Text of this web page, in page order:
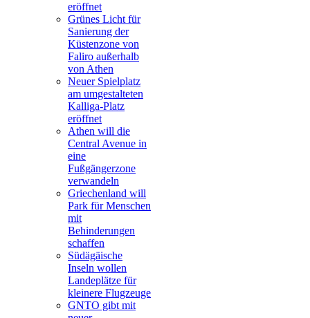
eröffnet
Grünes Licht für
Sanierung der
Küstenzone von
Faliro außerhalb
von Athen
Neuer Spielplatz
am umgestalteten
Kalliga-Platz
eröffnet
Athen will die
Central Avenue in
eine
Fußgängerzone
verwandeln
Griechenland will
Park für Menschen
mit
Behinderungen
schaffen
Südägäische
Inseln wollen
Landeplätze für
kleinere Flugzeuge
GNTO gibt mit